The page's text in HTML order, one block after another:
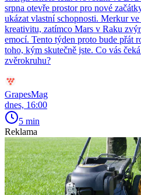
srpna otevře prostor pro nové
ukázat vlastní schopnosti. Merkur
kreativitu, zatímco Mars v Raku
emocí. Tento týden proto bude přát
toho, kým skutečně jste. Co vás
zvěrokruhu?
GrapesMag
dnes, 16:00
5 min
Reklama